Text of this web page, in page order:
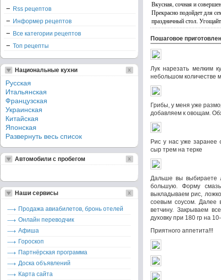
Вкусная, сочная и
Прекрасно подойдет для
праздничный стол.
Пошаговое
Лук нарезать мелким
небольшом количестве
Грибы, у меня уже
добавляем к овощам.
Рис у нас уже заранее
сыр трем на терке
Дальше вы выбираете
большую. Форму
выкладываем рис,
соевым соусом. Далее
ветчину. Закрываем
духовку при 180 гр на
Приятного аппетита!!!
Rss рецептов
Информер рецептов
Все категории рецептов
Топ рецепты
Национальные кухни
Русская
Итальянская
Французская
Украинская
Китайская
Японская
Развернуть весь список
Автомобили с пробегом
Наши сервисы
Продажа авиабилетов, бронь отелей
Онлайн переводчик
Афиша
Гороскоп
Партнёрская программа
Доска объявлений
Карта сайта